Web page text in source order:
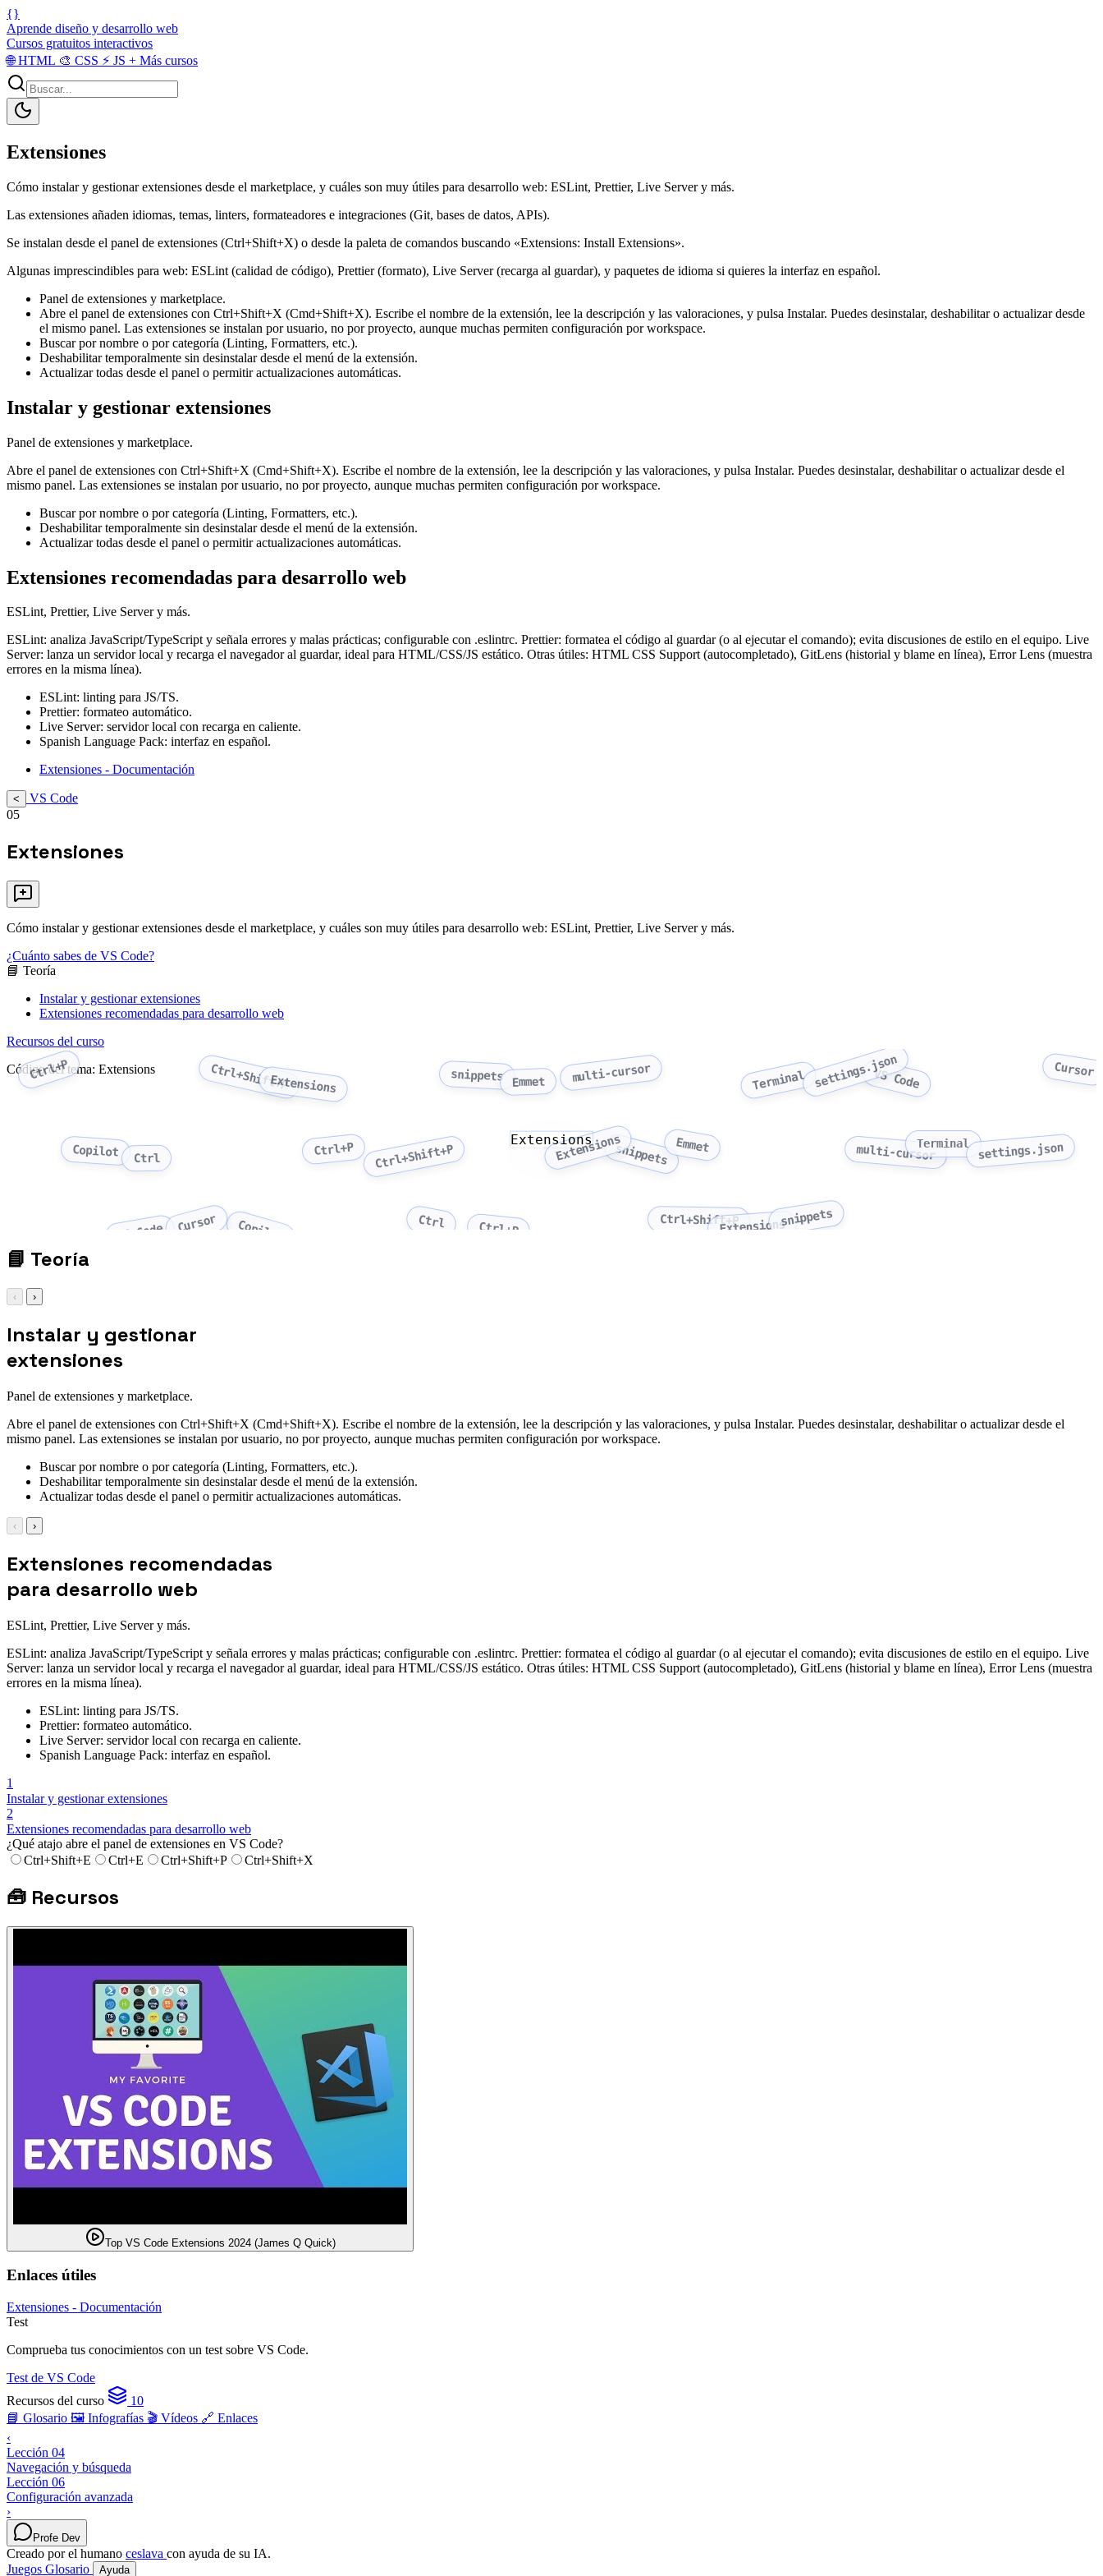
{}
Aprende diseño y desarrollo web
Cursos gratuitos interactivos
🌐HTML 🎨 CSS ⚡ JS + Más cursos
Extensiones
Cómo instalar y gestionar extensiones desde el marketplace, y cuáles son muy útiles para desarrollo web: ESLint, Prettier, Live Server y más.
Las extensiones añaden idiomas, temas, linters, formateadores e integraciones (Git, bases de datos, APIs).
Se instalan desde el panel de extensiones (Ctrl+Shift+X) o desde la paleta de comandos buscando «Extensions: Install Extensions».
Algunas imprescindibles para web: ESLint (calidad de código), Prettier (formato), Live Server (recarga al guardar), y paquetes de idioma si quieres la interfaz en español.
Panel de extensiones y marketplace.
Abre el panel de extensiones con Ctrl+Shift+X (Cmd+Shift+X). Escribe el nombre de la extensión, lee la descripción y las valoraciones, y pulsa Instalar. Puedes desinstalar, deshabilitar o actualizar desde
el mismo panel. Las extensiones se instalan por usuario, no por proyecto, aunque muchas permiten configuración por workspace.
Buscar por nombre o por categoría (Linting, Formatters, etc.).
Deshabilitar temporalmente sin desinstalar desde el menú de la extensión.
Actualizar todas desde el panel o permitir actualizaciones automáticas.
Instalar y gestionar extensiones
Panel de extensiones y marketplace.
Abre el panel de extensiones con Ctrl+Shift+X (Cmd+Shift+X). Escribe el nombre de la extensión, lee la descripción y las valoraciones, y pulsa Instalar. Puedes desinstalar, deshabilitar o actualizar desde el
mismo panel. Las extensiones se instalan por usuario, no por proyecto, aunque muchas permiten configuración por workspace.
Buscar por nombre o por categoría (Linting, Formatters, etc.).
Deshabilitar temporalmente sin desinstalar desde el menú de la extensión.
Actualizar todas desde el panel o permitir actualizaciones automáticas.
Extensiones recomendadas para desarrollo web
ESLint, Prettier, Live Server y más.
ESLint: analiza JavaScript/TypeScript y señala errores y malas prácticas; configurable con .eslintrc. Prettier: formatea el código al guardar (o al ejecutar el comando); evita discusiones de estilo en el equipo. Live
Server: lanza un servidor local y recarga el navegador al guardar, ideal para HTML/CSS/JS estático. Otras útiles: HTML CSS Support (autocompletado), GitLens (historial y blame en línea), Error Lens (muestra
errores en la misma línea).
ESLint: linting para JS/TS.
Prettier: formateo automático.
Live Server: servidor local con recarga en caliente.
Spanish Language Pack: interfaz en español.
Extensiones - Documentación
<
VS Code
05
Extensiones
Cómo instalar y gestionar extensiones desde el marketplace, y cuáles son muy útiles para desarrollo web: ESLint, Prettier, Live Server y más.
¿Cuánto sabes de VS Code?
📘 Teoría
Instalar y gestionar extensiones
Extensiones recomendadas para desarrollo web
Recursos del curso
Código del tema: Extensions
Ctrl+P Ctrl+Shift+PExtensions snippets Emmet multi-cursor Terminal settings.json
VS Code Cursor
Copilot Ctrl
Ctrl+P Ctrl+Shift+P Extensionssnippets Emmet multi-cursorTerminal settings.json
VS Code Cursor Copilot Ctrl Ctrl+P
Ctrl+Shift+PExtensionssnippets
Extensions
📘 Teoría
‹ ›
Instalar y gestionar
extensiones
Panel de extensiones y marketplace.
Abre el panel de extensiones con Ctrl+Shift+X (Cmd+Shift+X). Escribe el nombre de la extensión, lee la descripción y las valoraciones, y pulsa Instalar. Puedes desinstalar, deshabilitar o actualizar desde el
mismo panel. Las extensiones se instalan por usuario, no por proyecto, aunque muchas permiten configuración por workspace.
Buscar por nombre o por categoría (Linting, Formatters, etc.).
Deshabilitar temporalmente sin desinstalar desde el menú de la extensión.
Actualizar todas desde el panel o permitir actualizaciones automáticas.
‹ ›
Extensiones recomendadas
para desarrollo web
ESLint, Prettier, Live Server y más.
ESLint: analiza JavaScript/TypeScript y señala errores y malas prácticas; configurable con .eslintrc. Prettier: formatea el código al guardar (o al ejecutar el comando); evita discusiones de estilo en el equipo. Live
Server: lanza un servidor local y recarga el navegador al guardar, ideal para HTML/CSS/JS estático. Otras útiles: HTML CSS Support (autocompletado), GitLens (historial y blame en línea), Error Lens (muestra
errores en la misma línea).
ESLint: linting para JS/TS.
Prettier: formateo automático.
Live Server: servidor local con recarga en caliente.
Spanish Language Pack: interfaz en español.
1
Instalar y gestionar extensiones
2
Extensiones recomendadas para desarrollo web
¿Qué atajo abre el panel de extensiones en VS Code?
Ctrl+Shift+E
Ctrl+E Ctrl+Shift+P Ctrl+Shift+X
🧰 Recursos
Top VS Code Extensions 2024 (James Q Quick)
Enlaces útiles
Extensiones - Documentación
Test
Comprueba tus conocimientos con un test sobre VS Code.
Test de VS Code
Recursos del curso
10
📘 Glosario 🖼️ Infografías 🎬 Vídeos 🔗 Enlaces
‹
Lección 04
Navegación y búsqueda
Lección 06
Configuración avanzada
›
Profe Dev
Creado por el humano ceslava con ayuda de su IA.
Juegos Glosario Ayuda